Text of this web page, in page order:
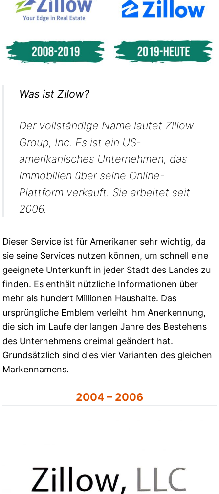
Was ist Zilow?
Der vollständige Name lautet Zillow
Group, Inc. Es ist ein US-
amerikanisches Unternehmen, das
Immobilien über seine Online-
Plattform verkauft. Sie arbeitet seit
2006.
Dieser Service ist für Amerikaner sehr wichtig, da
sie seine Services nutzen können, um schnell eine
geeignete Unterkunft in jeder Stadt des Landes zu
finden. Es enthält nützliche Informationen über
mehr als hundert Millionen Haushalte. Das
ursprüngliche Emblem verleiht ihm Anerkennung,
die sich im Laufe der langen Jahre des Bestehens
des Unternehmens dreimal geändert hat.
Grundsätzlich sind dies vier Varianten des gleichen
Markennamens.
2004 – 2006